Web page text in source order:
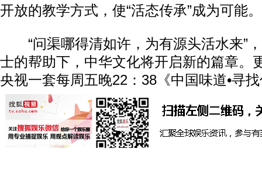
开放的教学方式，使“活态传承”成为可能。
“问渠哪得清如许，为有源头活水来”
士的帮助下，中华文化将开启新的篇章。
央视一套每周五晚22：38《中国味道•寻